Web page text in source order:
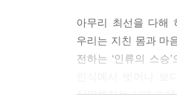
다음 순간에도 행복
그 사람은 긴 노력의
--- 「9월 22일, ‘‘지
아무리 최선을 다해
우리는 지친 몸과 마
전하는 ‘인류의 스
삭막해지는 시대 속